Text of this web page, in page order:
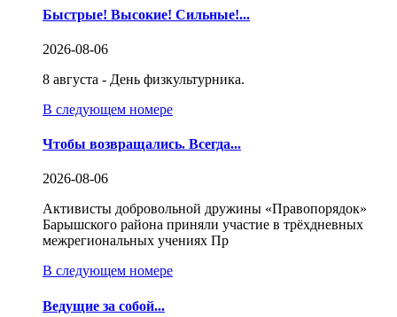
Быстрые! Высокие! Сильные!...
2026-08-06
8 августа - День физкультурника.
В следующем номере
Чтобы возвращались. Всегда...
2026-08-06
Активисты добровольной дружины «Правопорядок»
Барышского района приняли участие в трёхдневных
межрегиональных учениях Пр
В следующем номере
Ведущие за собой...